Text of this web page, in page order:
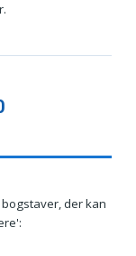
der kan